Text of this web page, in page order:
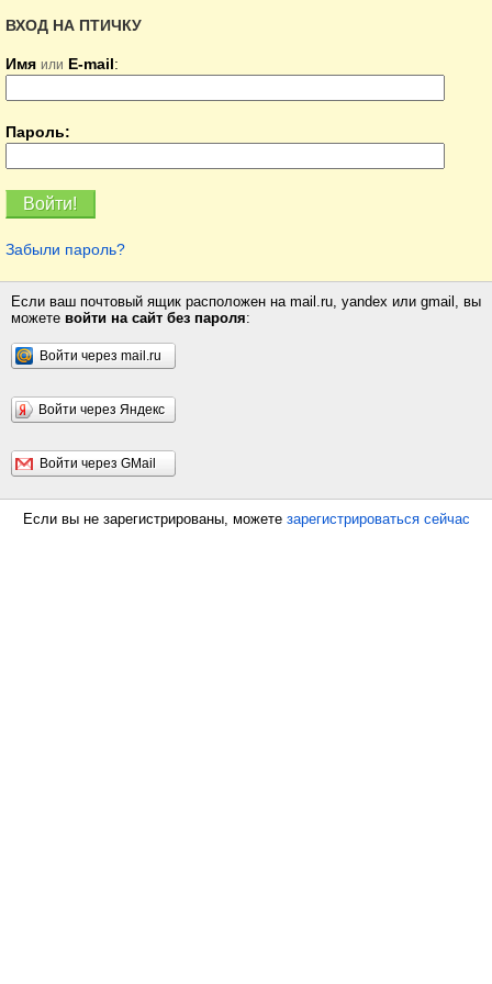
ВХОД НА ПТИЧКУ
Имя или E-mail:
Пароль:
Забыли пароль?
Если ваш почтовый ящик расположен на mail.ru, yandex или gmail, вы
можете войти на сайт без пароля:
Войти через mail.ru
Войти через Яндекс
Войти через GMail
Если вы не зарегистрированы, можете зарегистрироваться сейчас